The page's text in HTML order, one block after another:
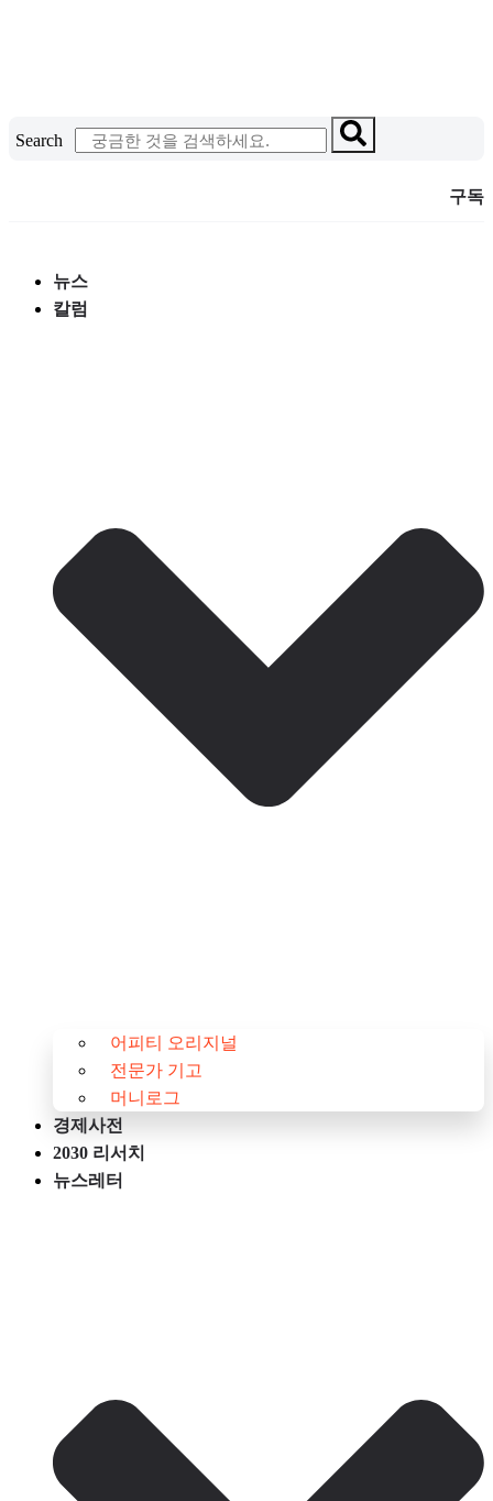
건
Search
구독
뉴스
칼럼
어피티 오리지널
전문가 기고
머니로그
경제사전
2030 리서치
뉴스레터